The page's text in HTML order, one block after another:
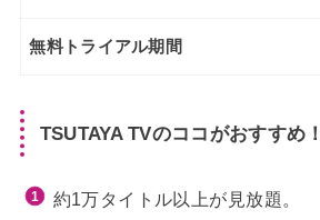
無料トライアル期間
TSUTAYA TVのココがおすすめ！
約1万タイトル以上が見放題。